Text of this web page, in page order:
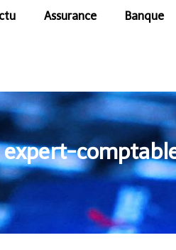
Assurance Banque
expert-